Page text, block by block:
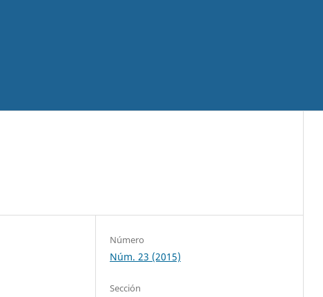
Número
Núm. 23 (2015)
Sección